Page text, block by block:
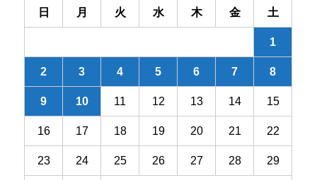
ン日 月 火 水 木 金 土
1
2 3 4 5 6 7 8
9 10 11 12 13 14 15
16 17 18 19 20 21 22
23 24 25 26 27 28 29